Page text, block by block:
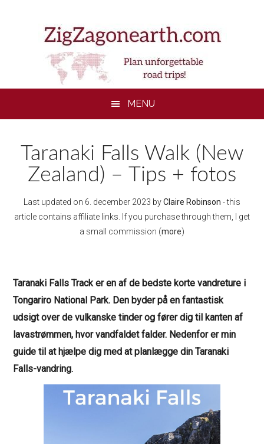
MENU
Taranaki Falls Walk (New
Zealand) – Tips + fotos
Last updated on 6. december 2023 byClaire Robinson - this
article contains affiliate links. If you purchase through them, I get
a small commission (more)
Taranaki Falls Track er en af de bedste korte vandreture i
Tongariro National Park. Den byder på en fantastisk
udsigt over de vulkanske tinder og fører dig til kanten af
lavastrømmen, hvor vandfaldet falder. Nedenfor er min
guide til at hjælpe dig med at planlægge din Taranaki
Falls-vandring.